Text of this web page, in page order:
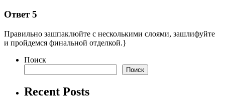
Ответ 5
Правильно зашпаклюйте с несколькими слоями, зашлифуйте
и пройдемся финальной отделкой.}
Поиск
Поиск
Recent Posts